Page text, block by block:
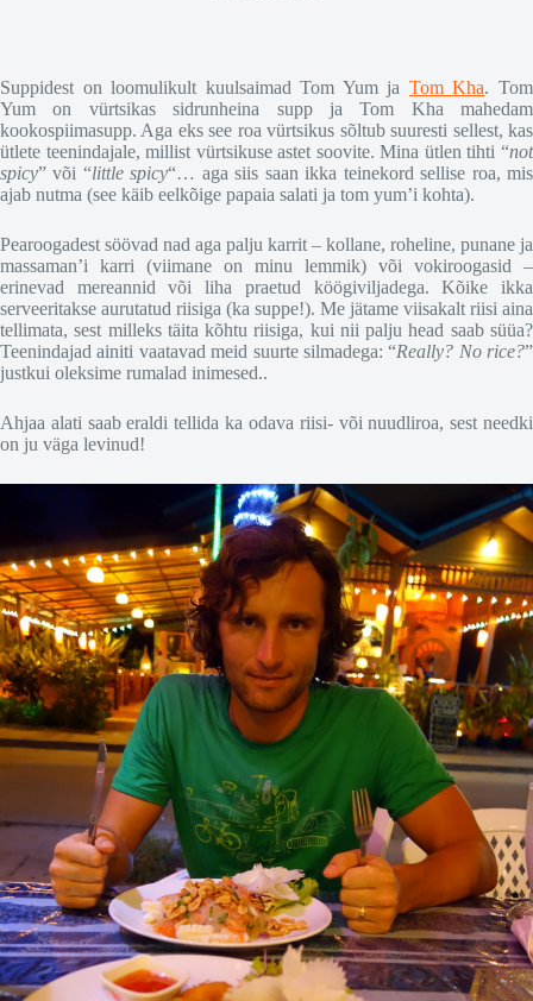
Suppidest on loomulikult kuulsaimad Tom Yum ja Tom Kha. Tom
Yum on vürtsikas sidrunheina supp ja Tom Kha mahedam
kookospiimasupp. Aga eks see roa vürtsikus sõltub suuresti sellest, kas
ütlete teenindajale, millist vürtsikuse astet soovite. Mina ütlen tihti “not
spicy” või “little spicy“… aga siis saan ikka teinekord sellise roa, mis
ajab nutma (see käib eelkõige papaia salati ja tom yum’i kohta).
Pearoogadest söövad nad aga palju karrit – kollane, roheline, punane ja
massaman’i karri (viimane on minu lemmik) või vokiroogasid –
erinevad mereannid või liha praetud köögiviljadega. Kõike ikka
serveeritakse aurutatud riisiga (ka suppe!). Me jätame viisakalt riisi aina
tellimata, sest milleks täita kõhtu riisiga, kui nii palju head saab süüa?
Teenindajad ainiti vaatavad meid suurte silmadega: “Really? No rice?”
justkui oleksime rumalad inimesed..
Ahjaa alati saab eraldi tellida ka odava riisi- või nuudliroa, sest needki
on ju väga levinud!